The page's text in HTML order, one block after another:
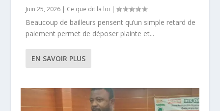
Juin 25, 2026 | Ce que dit la loi |
Beaucoup de bailleurs pensent qu’un simple retard de
paiement permet de déposer plainte et...
EN SAVOIR PLUS